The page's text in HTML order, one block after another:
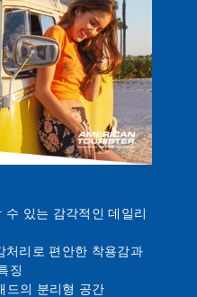
있는 감각적인 데일리
처리로 편안한 착용감과
징
드의 분리형 공간